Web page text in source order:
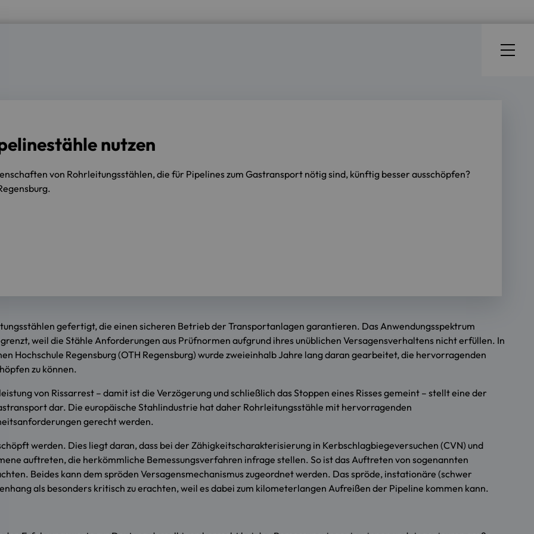
nutzen
von Rohrleitungsstählen, die für Pipelines zum Gastransport nötig sind, künftig besser ausschöpfen?
gefertigt, die einen sicheren Betrieb der Transportanlagen garantieren. Das Anwendungsspektrum
weil die Stähle Anforderungen aus Prüfnormen aufgrund ihres unüblichen Versagensverhaltens nicht erfüllen. In
Hochschule Regensburg (OTH Regensburg) wurde zweieinhalb Jahre lang daran gearbeitet, die hervorragenden
zu können.
von Rissarrest – damit ist die Verzögerung und schließlich das Stoppen eines Risses gemeint – stellt eine der
dar. Die europäische Stahlindustrie hat daher Rohrleitungsstähle mit hervorragenden
gerecht werden.
werden. Dies liegt daran, dass bei der Zähigkeitscharakterisierung in Kerbschlagbiegeversuchen (CVN) und
auftreten, die herkömmliche Bemessungsverfahren infrage stellen. So ist das Auftreten von sogenannten
Beides kann dem spröden Versagensmechanismus zugeordnet werden. Das spröde, instationäre (schwer
als besonders kritisch zu erachten, weil es dabei zum kilometerlangen Aufreißen der Pipeline kommen kann.